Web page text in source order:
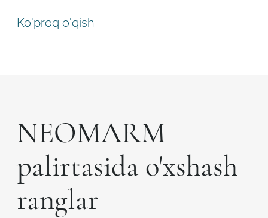
Ko'proq o'qish
NEOMARM
palirtasida o'xshash
ranglar